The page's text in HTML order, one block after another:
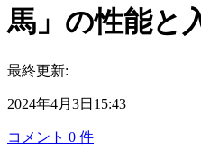
馬」の性能と
最終更新:
2024年4月3日15:43
コメント 0 件